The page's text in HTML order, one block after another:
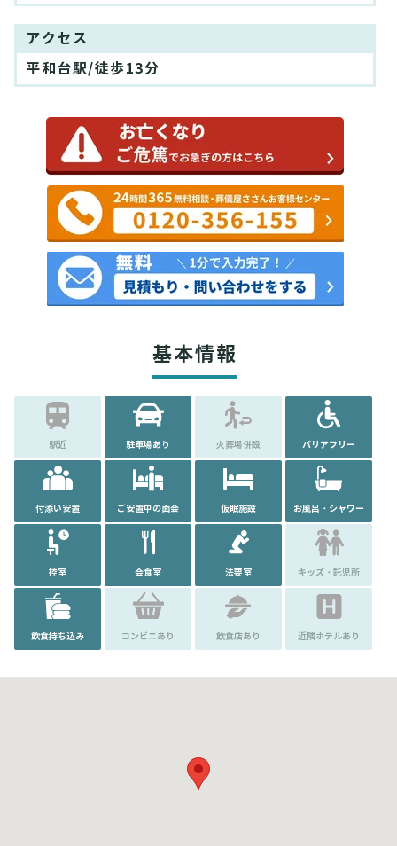
アクセス
平和台駅/徒歩13分
基本情報
駅近 駐車場あり 火葬場併設 バリアフリー
付添い安置 ご安置中の面会 仮眠施設 お風呂・シャワー
控室 会食室 法要室 キッズ・託児所
飲食持ち込み コンビニあり 飲食店あり 近隣ホテルあり